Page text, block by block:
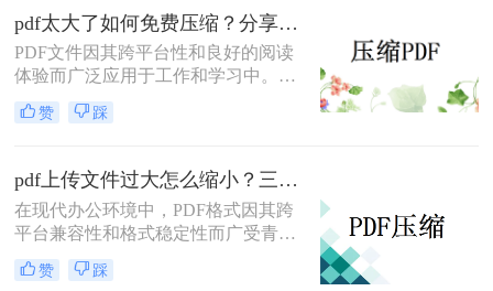
文将介绍两种免费压缩PDF文件大小
的方法。
pdf太大了如何免费压缩？分享二种压缩方法！
PDF文件因其跨平台性和良好的阅读
体验而广泛应用于工作和学习中。然
而，有时PDF文件体积过大，不仅占
用存储空间，还会影响传输速度。那
介绍两种免费压缩PDF文件的方法。
赞 踩
pdf上传文件过大怎么缩小？三招助你轻松缩小！
在现代办公环境中，PDF格式因其跨
平台兼容性和格式稳定性而广受青
睐。然而，高清图片、复杂布局和丰
富内容往往导致PDF文件体积庞大，
赞 踩